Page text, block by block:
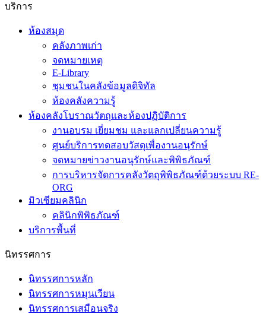
บริการ
ห้องสมุด
คลังภาพเก่า
จดหมายเหตุ
E-Library
ชุมชนในคลังข้อมูลดิจิทัล
ห้องคลังความรู้
ห้องคลังโบราณวัตถุและห้องปฏิบัติการ
งานอบรม เยี่ยมชม และแลกเปลี่ยนความรู้
ศูนย์บริการทดสอบวัสดุเพื่องานอนุรักษ์
จดหมายข่าวงานอนุรักษ์และพิพิธภัณฑ์
การบริหารจัดการคลังวัตถุพิพิธภัณฑ์ด้วยระบบ RE-
ORG
มิวเซียมคลินิก
คลินิกพิพิธภัณฑ์
บริการพื้นที่
นิทรรศการ
นิทรรศการหลัก
นิทรรศการหมุนเวียน
นิทรรศการเสมือนจริง